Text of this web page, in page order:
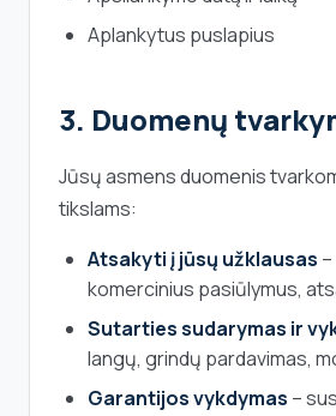
Aplankytus puslapius
3. Duomenų
Jūsų asmens duomenis
tikslams:
Atsakyti į jūsų užklausas
komercinius pasiūlymus,
Sutarties sudarymas ir
langų, grindų pardavimas,
Garantijos vykdymas –